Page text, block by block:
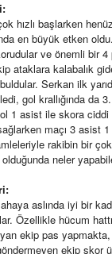
hızlı başlarken
en büyük etken
ve önemli bir
ataklara kalabalık
Serkan ilk
gol krallığında
1 asist ile skora
maçı 3 asist
rakibin bir
neler
aslında iyi bir
Özellikle hücum
ekip pas
ekip skor